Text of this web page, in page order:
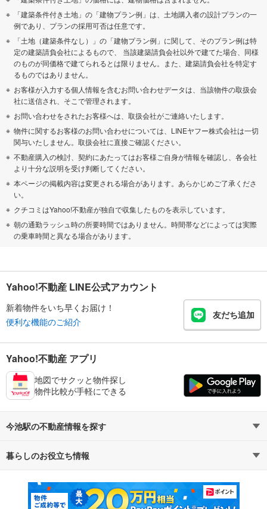
「建築条件付き土地」の「建物プラン例」は、土地購入者の設計プランの一
例であり、プランの採用可否は任意です。
「土地（建築条件なし）」の「建物プラン例」に関して、そのプラン例は特
定の建築請負会社によるもので、 当該建築請負会社以外で建てた場合、同様
のものが同価格で建てられるとは限りません。また、建築請負会社を特定す
るものではありません。
お客様が入力する個人情報を含むお問い合わせデータは、当該物件の取扱会
社に送信され、そこで管理されます。
お問い合わせをされたお客様へは、取扱会社がご連絡いたします。
物件に関するお客様のお問い合わせについては、LINEヤフー株式会社は一切
関与いたしません。取扱会社に直接ご確認ください。
不動産購入の検討、契約にあたってはお客様ご自身が情報を確認し、各会社
より十分な説明を受け判断してください。
本ページの掲載内容は変更される場合があります。あらかじめご了承くださ
い。
クチコミはYahoo!不動産が独自で収集したものを表示しています。
朝の通勤ラッシュ時の所要時間ではありません。時間帯などによっては実際
の乗車時間と異なる場合があります。
Yahoo!不動産 LINE公式アカウント
新着物件をいち早くお届け！
便利な機能のご紹介
友だち追加
Yahoo!不動産 アプリ
地図でサクッと物件探し
物件比較が手軽にできる
今池駅の不動産情報を探す
不動産・住宅
新築マンション 中古マンション
暮らしのお役立ち情報
マンションカタログ 教えて！住まいの先生